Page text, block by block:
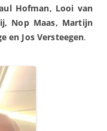
Hofman, Looi van
Nop Maas, Martijn
en Jos Versteegen.